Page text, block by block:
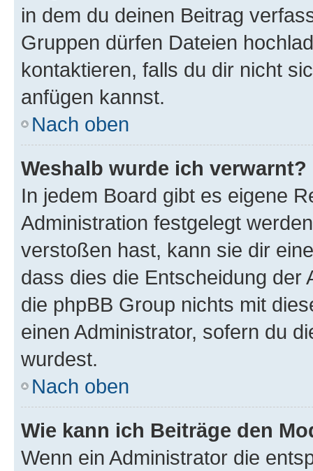
in dem du deinen Beitrag
Gruppen dürfen Dateien
kontaktieren, falls du dir nicht
anfügen kannst.
Nach oben
Weshalb wurde ich verwarnt?
In jedem Board gibt es eigene
Administration festgelegt
verstoßen hast, kann sie dir
dass dies die Entscheidung der
die phpBB Group nichts mit
einen Administrator, sofern du
wurdest.
Nach oben
Wie kann ich Beiträge den
Wenn ein Administrator die